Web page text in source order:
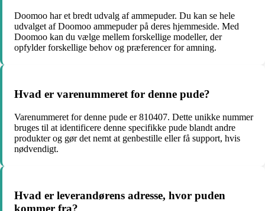
Doomoo har et bredt udvalg af ammepuder. Du kan se hele
udvalget af Doomoo ammepuder på deres hjemmeside. Med
Doomoo kan du vælge mellem forskellige modeller, der
opfylder forskellige behov og præferencer for amning.
Hvad er varenummeret for denne pude?
Varenummeret for denne pude er 810407. Dette unikke nummer
bruges til at identificere denne specifikke pude blandt andre
produkter og gør det nemt at genbestille eller få support, hvis
nødvendigt.
Hvad er leverandørens adresse, hvor puden
kommer fra?